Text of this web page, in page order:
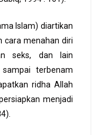
Islam) diartikan
cara menahan diri
seks, dan lain
terbenam
ridha Allah
menjadi